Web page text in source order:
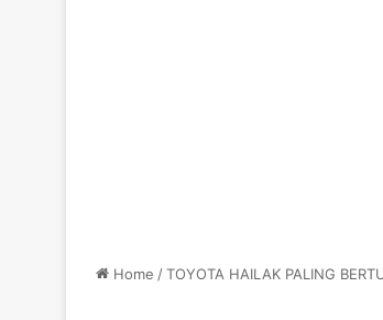
Home /TOYOTA HAILAK PALING